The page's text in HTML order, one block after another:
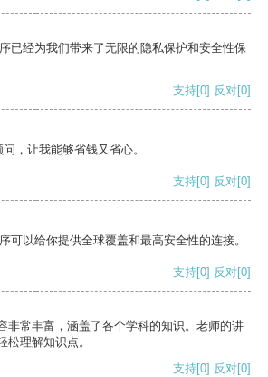
已经为我们带来了无限的隐私保护和安全性保
支持[0] 反对[0]
，让我能够省钱又省心。
支持[0] 反对[0]
可以给你提供全球覆盖和最高安全性的连接。
支持[0] 反对[0]
非常丰富，涵盖了各个学科的知识。老师的讲
松理解知识点。
支持[0] 反对[0]